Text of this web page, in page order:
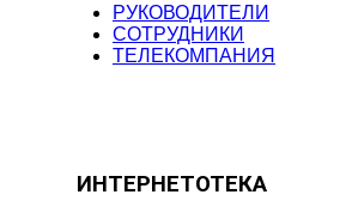
РУКОВОДИТЕЛИ
СОТРУДНИКИ
ТЕЛЕКОМПАНИЯ
ИНТЕРНЕТОТЕКА